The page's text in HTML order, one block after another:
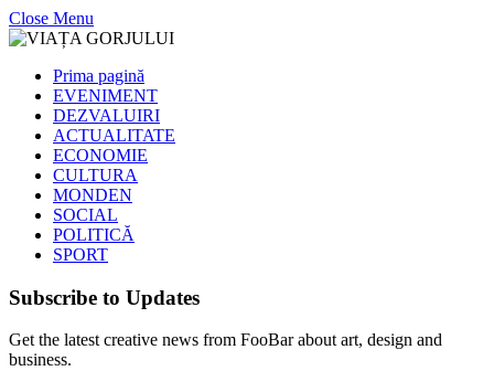
Close Menu
Prima pagină
EVENIMENT
DEZVALUIRI
ACTUALITATE
ECONOMIE
CULTURA
MONDEN
SOCIAL
POLITICĂ
SPORT
Subscribe to Updates
Get the latest creative news from FooBar about art, design and
business.